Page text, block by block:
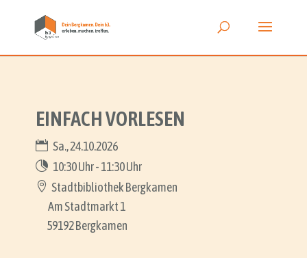
EINFACH VORLESEN
Sa., 24.10.2026
10:30 Uhr - 11:30 Uhr
Stadtbibliothek Bergkamen
Am Stadtmarkt 1
59192 Bergkamen